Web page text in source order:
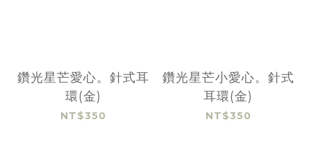
鑽光星芒愛心。針式耳
環(金)
NT$350
鑽光星芒小愛心。針式
耳環(金)
NT$350